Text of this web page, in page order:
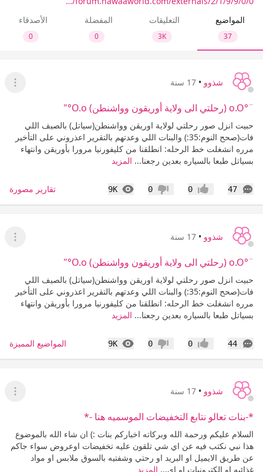
المواضيع
37
التعليقات
3K
المفضلة
0
الأصدقاء
0
شذوو • 17 سنة
عرض
¨°o.O (رحلتي الى ولاية أوريقون وواشنطن) O.o°"
حبيت انزل صور رحلتي لولاية اوريقن وواشنطن(سياتل) بالصيف اللي
فات(صحح النوم:35:) والبنات اللي وعدتهم بالتقرير اعذروني على التأخير
مرره انشغلت خط الرحله: انطلقنا من كليفورنيا مرورا بأوريقن وانتهاء
بسياتل طبعا بالسياره بعدين رجعنا... المزيد
47
التعليقات إعجاب0 عدم إعجاب
0
9K
المشاهدات تقارير مصورة
شذوو • 17 سنة
عرض
¨°o.O (رحلتي الى ولاية أوريقون وواشنطن) O.o°"
حبيت انزل صور رحلتي لولاية اوريقن وواشنطن(سياتل) بالصيف اللي
فات(صحح النوم:35:) والبنات اللي وعدتهم بالتقرير اعذروني على التأخير
مرره انشغلت خط الرحله: انطلقنا من كليفورنيا مرورا بأوريقن وانتهاء
بسياتل طبعا بالسياره بعدين رجعنا... المزيد
44
التعليقات إعجاب0 عدم إعجاب
0
9K
المشاهدات المواضيع المميزة
شذوو • 17 سنة
عرض
*-بنات تعالو نتابع التخفيضات الموسميه هنا -*
السلام عليكم ورحمة الله وبركاته اخباركم بنات :) ان شاء الله بالموضوع
هذا نبي نكتب فيه عن اي شي تلقون عليه تخفيضات اوعروض سواء جاكم
عن طريق الايميل او البريد او رحتي وشفتيه بالسوق ملابس او مواد
غذائيه او الكترونيات او اي... المزيد